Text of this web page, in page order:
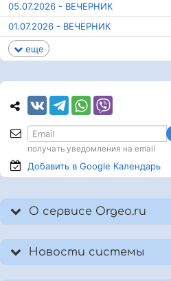
05.07.2026 - ВЕЧЕРНИК
01.07.2026 - ВЕЧЕРНИК
еще
получать уведомления на email
Добавить в Google Календарь
О сервисе Orgeo.ru
Новости системы